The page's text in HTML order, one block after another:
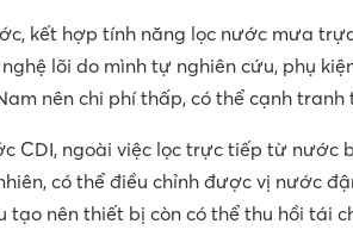
kết hợp tính năng lọc nước mưa
lõi do mình tự nghiên cứu, phụ
nên chi phí thấp, có thể cạnh
CDI, ngoài việc lọc trực tiếp từ nước
có thể điều chỉnh được vị nước
tạo nên thiết bị còn có thể thu hồi tái